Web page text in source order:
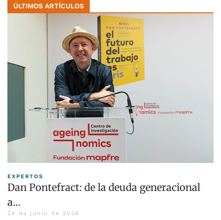
ÚLTIMOS ARTÍCULOS
EXPERTOS
Dan Pontefract: de la deuda generacional
a…
24 de junio de 2026